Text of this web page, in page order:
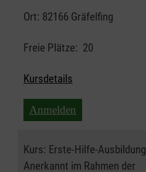
Ort: 82166 Gräfelfing
Freie Plätze: 20
Kursdetails
Anmelden
Kurs: Erste-Hilfe-Ausbildung
Anerkannt im Rahmen der